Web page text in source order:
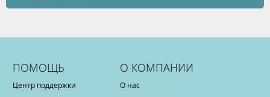
ПОМОЩЬ
Центр поддержки
О КОМПАНИИ
О нас